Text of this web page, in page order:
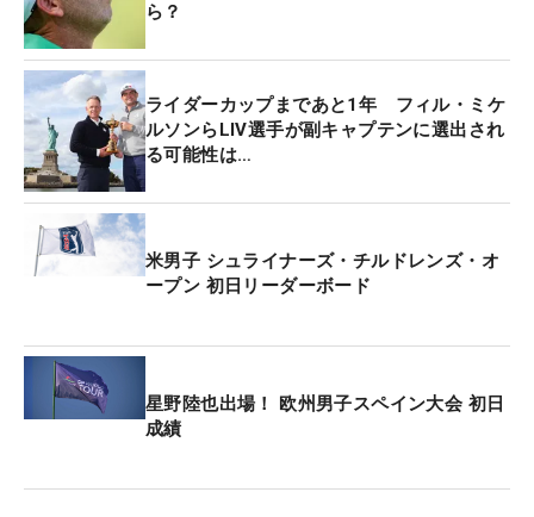
ら？
ライダーカップまであと1年 フィル・ミケ
ルソンらLIV選手が副キャプテンに選出され
る可能性は…
米男子 シュライナーズ・チルドレンズ・オ
ープン 初日リーダーボード
星野陸也出場！ 欧州男子スペイン大会 初日
成績